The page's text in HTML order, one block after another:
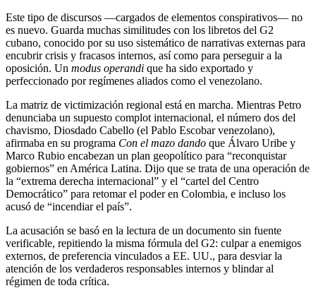
Este tipo de discursos —cargados de elementos conspirativos— no
es nuevo. Guarda muchas similitudes con los libretos del G2
cubano, conocido por su uso sistemático de narrativas externas para
encubrir crisis y fracasos internos, así como para perseguir a la
oposición. Un modus operandi que ha sido exportado y
perfeccionado por regímenes aliados como el venezolano.
La matriz de victimización regional está en marcha. Mientras Petro
denunciaba un supuesto complot internacional, el número dos del
chavismo, Diosdado Cabello (el Pablo Escobar venezolano),
afirmaba en su programa Con el mazo dando que Álvaro Uribe y
Marco Rubio encabezan un plan geopolítico para “reconquistar
gobiernos” en América Latina. Dijo que se trata de una operación de
la “extrema derecha internacional” y el “cartel del Centro
Democrático” para retomar el poder en Colombia, e incluso los
acusó de “incendiar el país”.
La acusación se basó en la lectura de un documento sin fuente
verificable, repitiendo la misma fórmula del G2: culpar a enemigos
externos, de preferencia vinculados a EE. UU., para desviar la
atención de los verdaderos responsables internos y blindar al
régimen de toda crítica.